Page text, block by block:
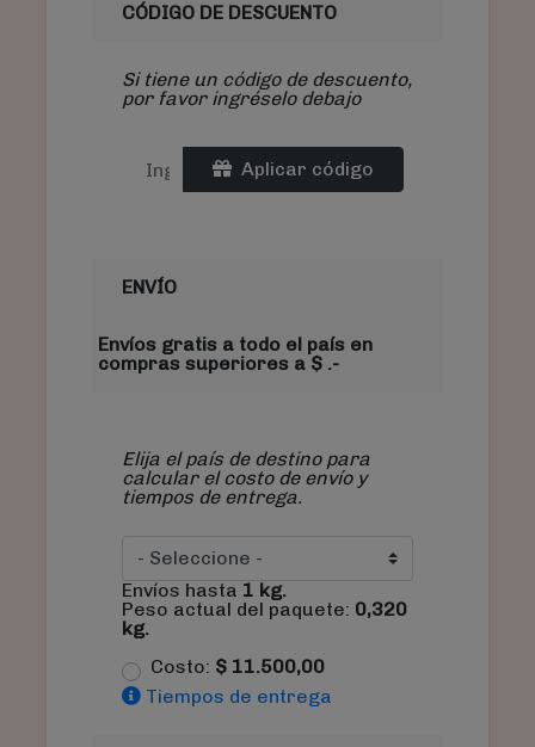
CÓDIGO DE DESCUENTO
Si tiene un código de descuento,
por favor ingréselo debajo
Aplicar código
ENVÍO
Envíos gratis a todo el país en
compras superiores a $ .-
Elija el país de destino para
calcular el costo de envío y
tiempos de entrega.
Envíos hasta 1 kg.
Peso actual del paquete: 0,320
kg.
Costo: $ 11.500,00
Tiempos de entrega